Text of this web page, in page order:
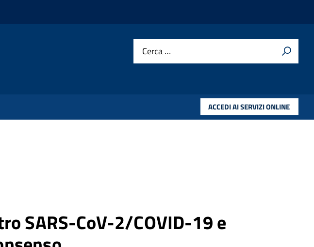
Cerca …
ACCEDI AI SERVIZI ONLINE
SARS-CoV-2/COVID-19 e